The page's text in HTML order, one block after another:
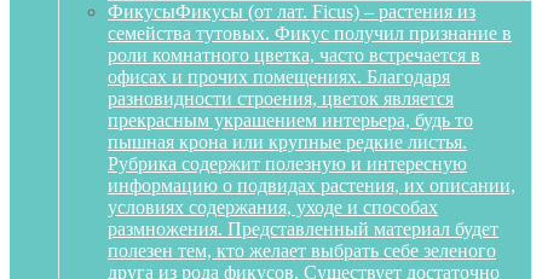
ФикусыФикусы (от лат. Ficus) – растения из
семейства тутовых. Фикус получил признание в
роли комнатного цветка, часто встречается в
офисах и прочих помещениях. Благодаря
разновидности строения, цветок является
прекрасным украшением интерьера, будь то
пышная крона или крупные редкие листья.
Рубрика содержит полезную и интересную
информацию о подвидах растения, их описании,
условиях содержания, уходе и способах
размножения. Представленный материал будет
полезен тем, кто желает выбрать себе зеленого
друга из рода фикусов. Существует достаточно